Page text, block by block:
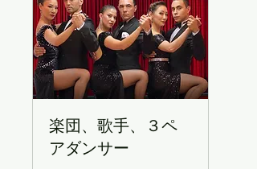
楽団、歌手、３ペ
アダンサー